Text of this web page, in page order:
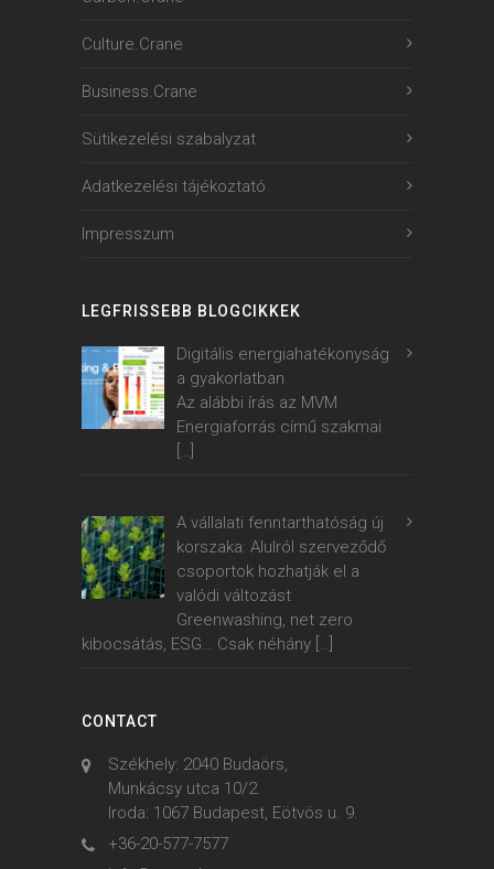
Culture.Crane
Business.Crane
Sütikezelési szabalyzat
Adatkezelési tájékoztató
Impresszum
LEGFRISSEBB BLOGCIKKEK
Digitális energiahatékonyság
a gyakorlatban
Az alábbi írás az MVM
Energiaforrás című szakmai
A vállalati fenntarthatóság új
korszaka: Alulról szerveződő
csoportok hozhatják el a
valódi változást
Greenwashing, net zero
kibocsátás, ESG… Csak néhány […]
CONTACT
Székhely: 2040 Budaörs,
Munkácsy utca 10/2.
Iroda: 1067 Budapest, Eötvös u. 9.
+36-20-577-7577